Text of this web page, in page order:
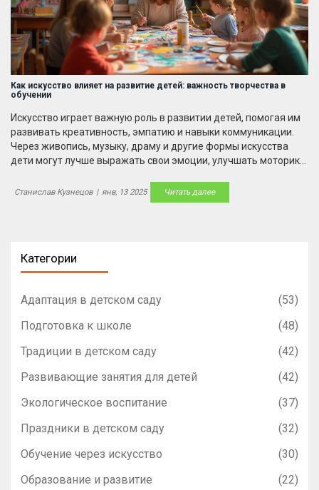
Как искусство влияет на развитие детей: важность творчества в
обучении
Искусство играет важную роль в развитии детей, помогая им
развивать креативность, эмпатию и навыки коммуникации.
Через живопись, музыку, драму и другие формы искусства
дети могут лучше выражать свои эмоции, улучшать моторику
также укрепляют уверенность в себе и стимулируют
критическое мышление. Узнайте, как искусство может стать
Станислав Кузнецов | янв, 13 2025 Читать далее
Категории
Адаптация в детском саду
(53)
Подготовка к школе
(48)
Традиции в детском саду
(42)
Развивающие занятия для детей
(42)
Экологическое воспитание
(37)
Праздники в детском саду
(32)
Обучение через искусство
(30)
Образование и развитие
(22)